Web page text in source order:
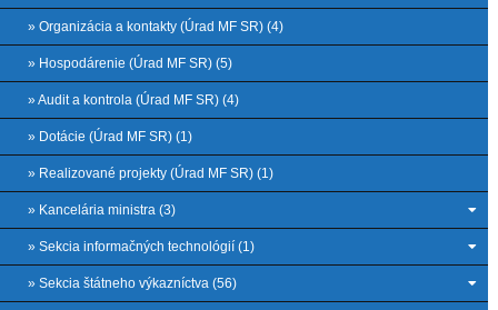
» Organizácia a kontakty (Úrad MF SR) (4)
» Hospodárenie (Úrad MF SR) (5)
» Audit a kontrola (Úrad MF SR) (4)
» Dotácie (Úrad MF SR) (1)
» Realizované projekty (Úrad MF SR) (1)
» Kancelária ministra (3)
» Sekcia informačných technológií (1)
» Sekcia štátneho výkazníctva (56)